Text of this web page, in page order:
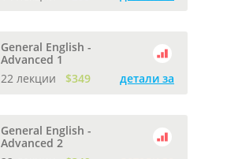
General English -
Advanced 1
22 лекции
$349 детали за
General English -
Advanced 2